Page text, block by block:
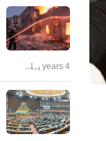
4 years پہلے